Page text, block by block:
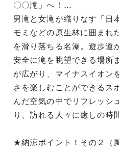
〇〇滝」へ！…
男滝と女滝が織りなす「日
モミなどの原生林に囲まれ
を滑り落ちる名瀑。遊歩道
安全に滝を眺望できる場所
が広がり、マイナスイオン
さを楽しむことができるス
んだ空気の中でリフレッシ
り、訪れる人々に癒しの時
★納涼ポイント！その２（